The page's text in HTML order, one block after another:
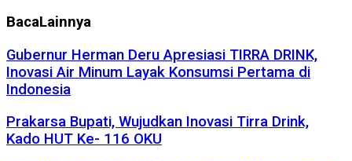
BacaLainnya
Gubernur Herman Deru Apresiasi TIRRA DRINK,
Inovasi Air Minum Layak Konsumsi Pertama di
Indonesia
Prakarsa Bupati, Wujudkan Inovasi Tirra Drink,
Kado HUT Ke- 116 OKU